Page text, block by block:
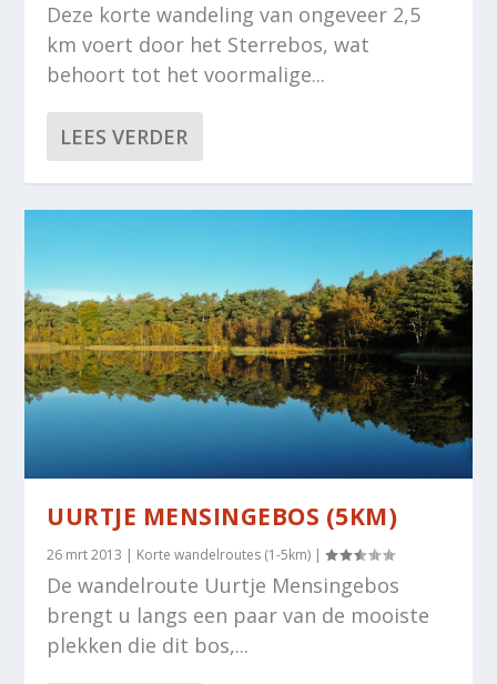
Deze korte wandeling van ongeveer 2,5
km voert door het Sterrebos, wat
behoort tot het voormalige...
LEES VERDER
UURTJE MENSINGEBOS (5KM)
26 mrt 2013 | Korte wandelroutes (1-5km) |
De wandelroute Uurtje Mensingebos
brengt u langs een paar van de mooiste
plekken die dit bos,...